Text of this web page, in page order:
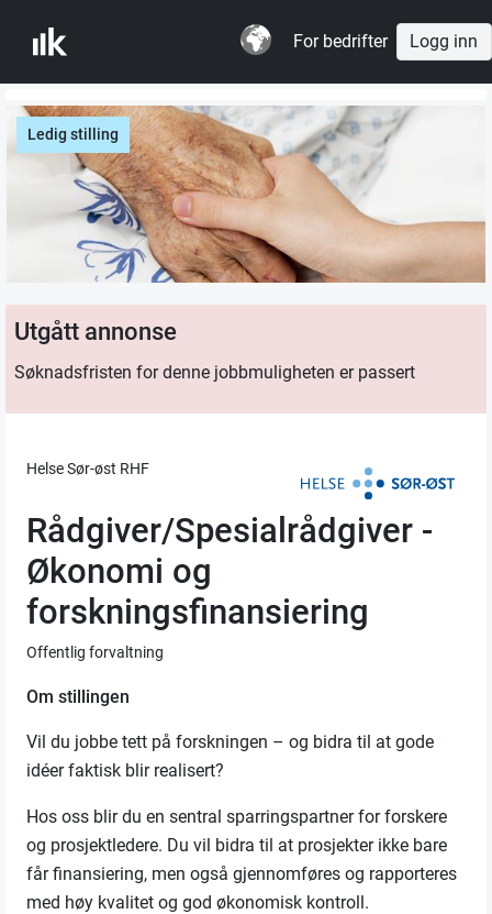
For bedrifter Logg inn
Ledig stilling
Utgått annonse
Søknadsfristen for denne jobbmuligheten er passert
Helse Sør-øst RHF
Rådgiver/Spesialrådgiver -
Økonomi og
forskningsfinansiering
Offentlig forvaltning
Om stillingen
Vil du jobbe tett på forskningen – og bidra til at gode
idéer faktisk blir realisert?
Hos oss blir du en sentral sparringspartner for forskere
og prosjektledere. Du vil bidra til at prosjekter ikke bare
får finansiering, men også gjennomføres og rapporteres
med høy kvalitet og god økonomisk kontroll.